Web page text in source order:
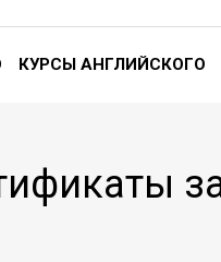
КУРСЫ АНГЛИЙСКОГО